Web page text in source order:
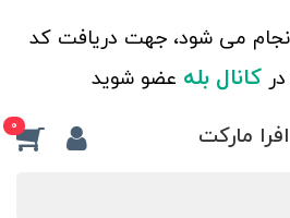
انجام می شود، جهت دریافت کد
درکانال بله عضو شوید
افرا مارکت 0